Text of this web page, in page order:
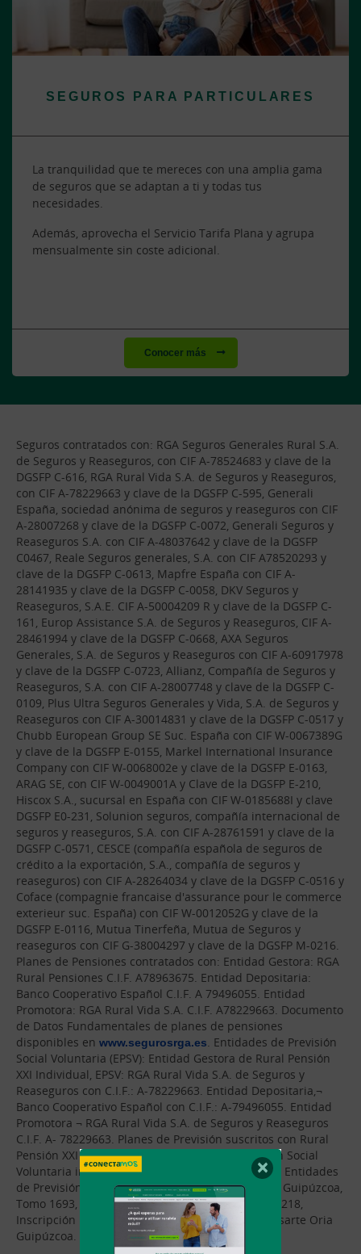
SEGUROS PARA PARTICULARES
La tranquilidad que te mereces con una amplia gama
de seguros que se adaptan a ti y todas tus
necesidades.
Además, aprovecha el Servicio Tarifa Plana y agrupa
mensualmente sin coste adicional.
Conocer más
Seguros contratados con: RGA Seguros Generales Rural S.A.
de Seguros y Reaseguros, con CIF A-78524683 y clave de la
DGSFP C-616, RGA Rural Vida S.A. de Seguros y Reaseguros,
con CIF A-78229663 y clave de la DGSFP C-595, Generali
España, sociedad anónima de seguros y reaseguros con CIF
A-28007268 y clave de la DGSFP C-0072, Generali Seguros y
Reaseguros S.A. con CIF A-48037642 y clave de la DGSFP
C0467, Reale Seguros generales, S.A. con CIF A78520293 y
clave de la DGSFP C-0613, Mapfre España con CIF A-
28141935 y clave de la DGSFP C-0058, DKV Seguros y
Reaseguros, S.A.E. CIF A-50004209 R y clave de la DGSFP C-
161, Europ Assistance S.A. de Seguros y Reaseguros, CIF A-
28461994 y clave de la DGSFP C-0668, AXA Seguros
Generales, S.A. de Seguros y Reaseguros con CIF A-60917978
y clave de la DGSFP C-0723, Allianz, Compañía de Seguros y
Reaseguros, S.A. con CIF A-28007748 y clave de la DGSFP C-
0109, Plus Ultra Seguros Generales y Vida, S.A. de Seguros y
Reaseguros con CIF A-30014831 y clave de la DGSFP C-0517 y
Chubb European Group SE Suc. España con CIF W-0067389G
y clave de la DGSFP E-0155, Markel International Insurance
Company con CIF W-0068002e y clave de la DGSFP E-0163,
ARAG SE, con CIF W-0049001A y Clave de la DGSFP E-210,
Hiscox S.A., sucursal en España con CIF W-0185688I y clave
DGSFP E0-231, Solunion seguros, compañía internacional de
seguros y reaseguros, S.A. con CIF A-28761591 y clave de la
DGSFP C-0571, CESCE (compañía española de seguros de
crédito a la exportación, S.A., compañía de seguros y
reaseguros) con CIF A-28264034 y clave de la DGSFP C-0516 y
Coface (compagnie francaise d'assurance pour le commerce
exterieur suc. España) con CIF W-0012052G y clave de la
DGSFP E-0116, Mutua Tinerfeña, Mutua de Seguros y
reaseguros con CIF G-38004297 y clave de la DGSFP M-0216.
Planes de Pensiones contratados con: Entidad Gestora: RGA
Rural Pensiones C.I.F. A78963675. Entidad Depositaria:
Banco Cooperativo Español C.I.F. A 79496055. Entidad
Promotora: RGA Rural Vida S.A. C.I.F. A78229663. Documento
de Datos Fundamentales de planes de pensiones
disponibles en www.segurosrga.es . Entidades de Previsión
Social Voluntaria (EPSV): Entidad Gestora de Rural Pensión
XXI Individual, EPSV: RGA Rural Vida S.A. de Seguros y
Reaseguros con C.I.F.: A-78229663. Entidad Depositaria,¬
Banco Cooperativo Español con C.I.F.: A-79496055. Entidad
Promotora ¬ RGA Rural Vida S.A. de Seguros y Reaseguros
C.I.F. A- 78229663. Planes de Previsión suscritos con Rural
Pensión XXI Individual, EPSV, Entidad de Previsión Social
Voluntaria inscrita con nº 211-G en el Registro de Entidades
de Previsión Social de Euskadi, Reg. Mercantil de Guipúzcoa,
Tomo 1693, Libro 0, Folio 1, Sección 8ª, Hoja SS-14218,
Inscripción 1ª, CIF G-20615530, C/ Nagusia, 36, Lasarte Oria
Guipúzcoa.
×